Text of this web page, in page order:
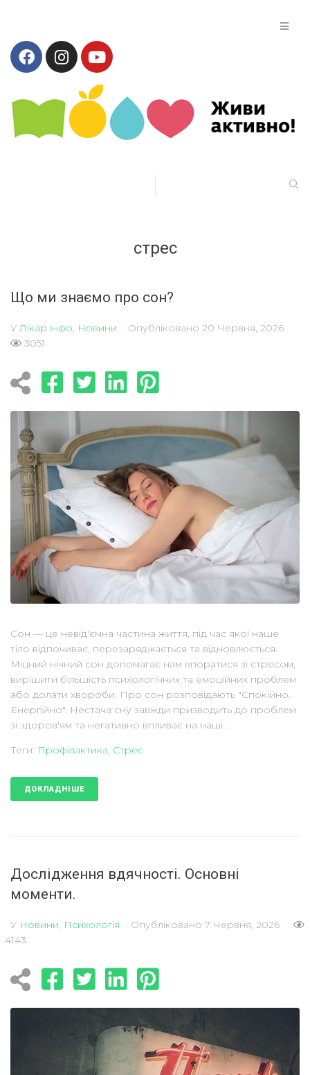
стрес
Що ми знаємо про сон?
У Лікар інфо Новини Опубліковано 20 Червня, 2026
3051
Сон — це невід'ємна частина життя, під час якої наше
тіло відпочиває, перезаряджається та відновлюється.
Міцний нічний сон допомагає нам впоратися зі стресом,
вирішити більшість психологічних та емоційних проблем
або долати хвороби. Про сон розповідають "Спокійно.
Енергійно". Нестача сну завжди призводить до проблем
зі здоров'ям та негативно впливає на наші...
Теги: Профілактика, Стрес
ДОКЛАДНІШЕ
Дослідження вдячності. Основні
моменти.
У Новини, Психологія Опубліковано 7 Червня, 2026
4143